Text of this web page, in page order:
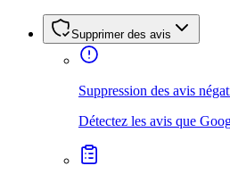
Supprimer des avis
Suppression des avis
Détectez les avis que